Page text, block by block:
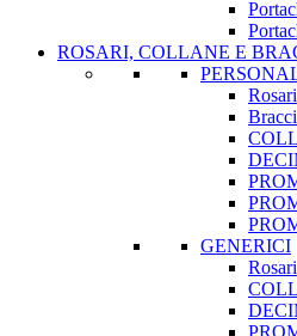
ROSARI, COLLANE E
Rosari
GENERICI
Rosari